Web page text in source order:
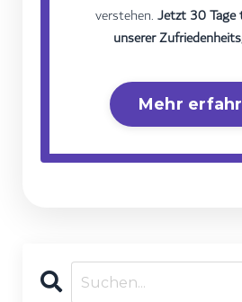
verstehen. Jetzt 30
unserer
Mehr